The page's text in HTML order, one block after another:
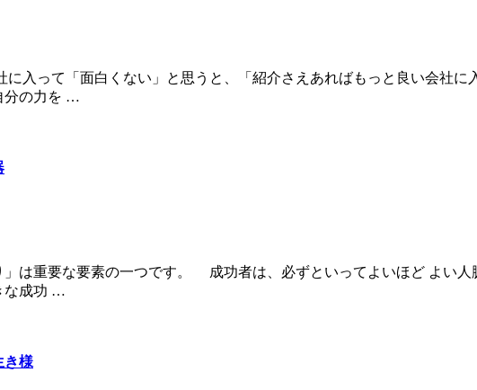
入って「面白くない」と思うと、「紹介さえあればもっと良い会社に
分の力を …
は重要な要素の一つです。 成功者は、必ずといってよいほど よい人
な成功 …
き様